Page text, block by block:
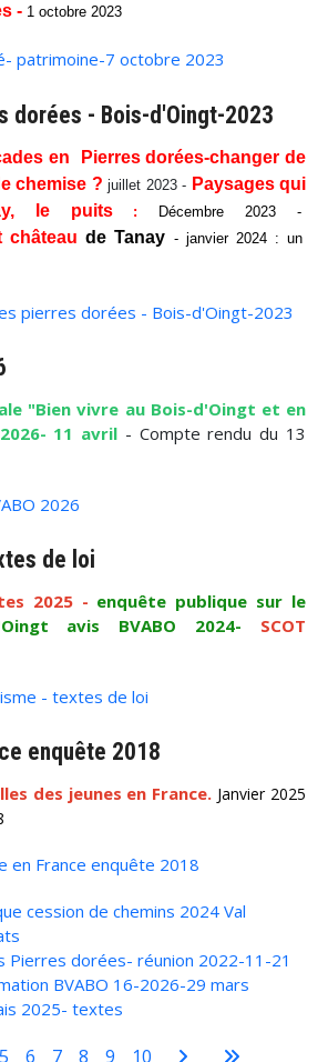
- 1 octobre 2023
patrimoine-7 octobre 2023
dorées - Bois-d'Oingt-2023
en Pierres dorées-changer de
chemise ? juillet 2023 - Paysages qui
le puits: Décembre 2023 -
château de Tanay - janvier 2024 : un
pierres dorées - Bois-d'Oingt-2023
"Bien vivre au Bois-d'Oingt et en
11 avril - Compte rendu du 13
2026
de loi
2025 - enquête publique sur le
avis BVABO 2024- SCOT
- textes de loi
enquête 2018
des jeunes en France. Janvier 2025
en France enquête 2018
cession de chemins 2024 Val
Pierres dorées- réunion 2022-11-21
BVABO 16-2026-29 mars
2025- textes
5 6 7 8 9 10